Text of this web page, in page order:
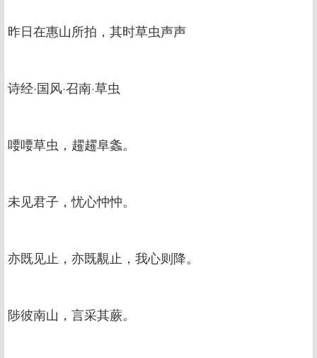
昨日在惠山所拍，其时草虫声声
诗经·国风·召南·草虫
喓喓草虫，趯趯阜螽。
未见君子，忧心忡忡。
亦既见止，亦既覯止，我心则降。
陟彼南山，言采其蕨。